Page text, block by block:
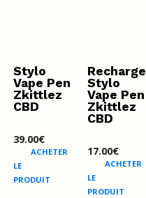
Stylo
Vape Pen
Zkittlez
CBD
39.00€
ACHETER
LE
PRODUIT
Recharge
Stylo
Vape Pen
Zkittlez
CBD
17.00€
ACHETER
LE
PRODUIT